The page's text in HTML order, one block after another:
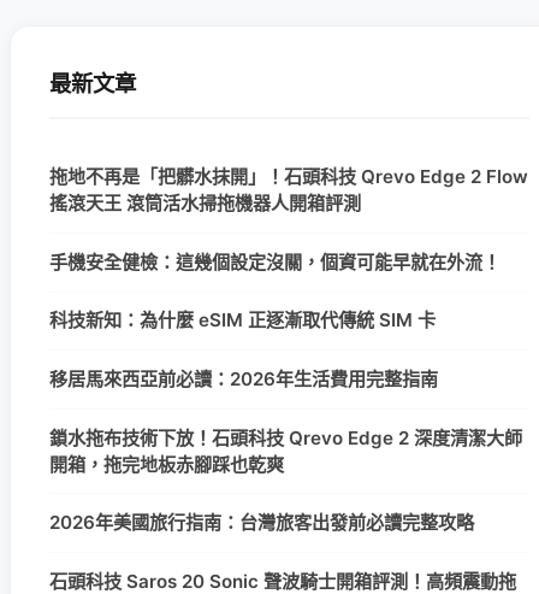
最新文章
拖地不再是「把髒水抹開」！石頭科技 Qrevo Edge 2 Flow
搖滾天王 滾筒活水掃拖機器人開箱評測
手機安全健檢：這幾個設定沒關，個資可能早就在外流！
科技新知：為什麼 eSIM 正逐漸取代傳統 SIM 卡
移居馬來西亞前必讀：2026年生活費用完整指南
鎖水拖布技術下放！石頭科技 Qrevo Edge 2 深度清潔大師
開箱，拖完地板赤腳踩也乾爽
2026年美國旅行指南：台灣旅客出發前必讀完整攻略
石頭科技 Saros 20 Sonic 聲波騎士開箱評測！高頻震動拖